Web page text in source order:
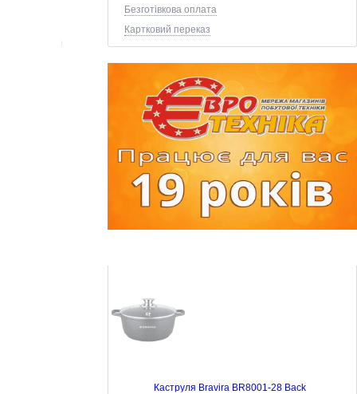
Безготівкова оплата
Картковий переказ
Каструля Bravira BR8001-28 Back